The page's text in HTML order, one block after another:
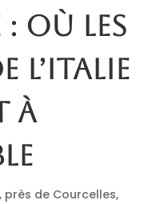
: où les
l’Italie
à
près de Courcelles,